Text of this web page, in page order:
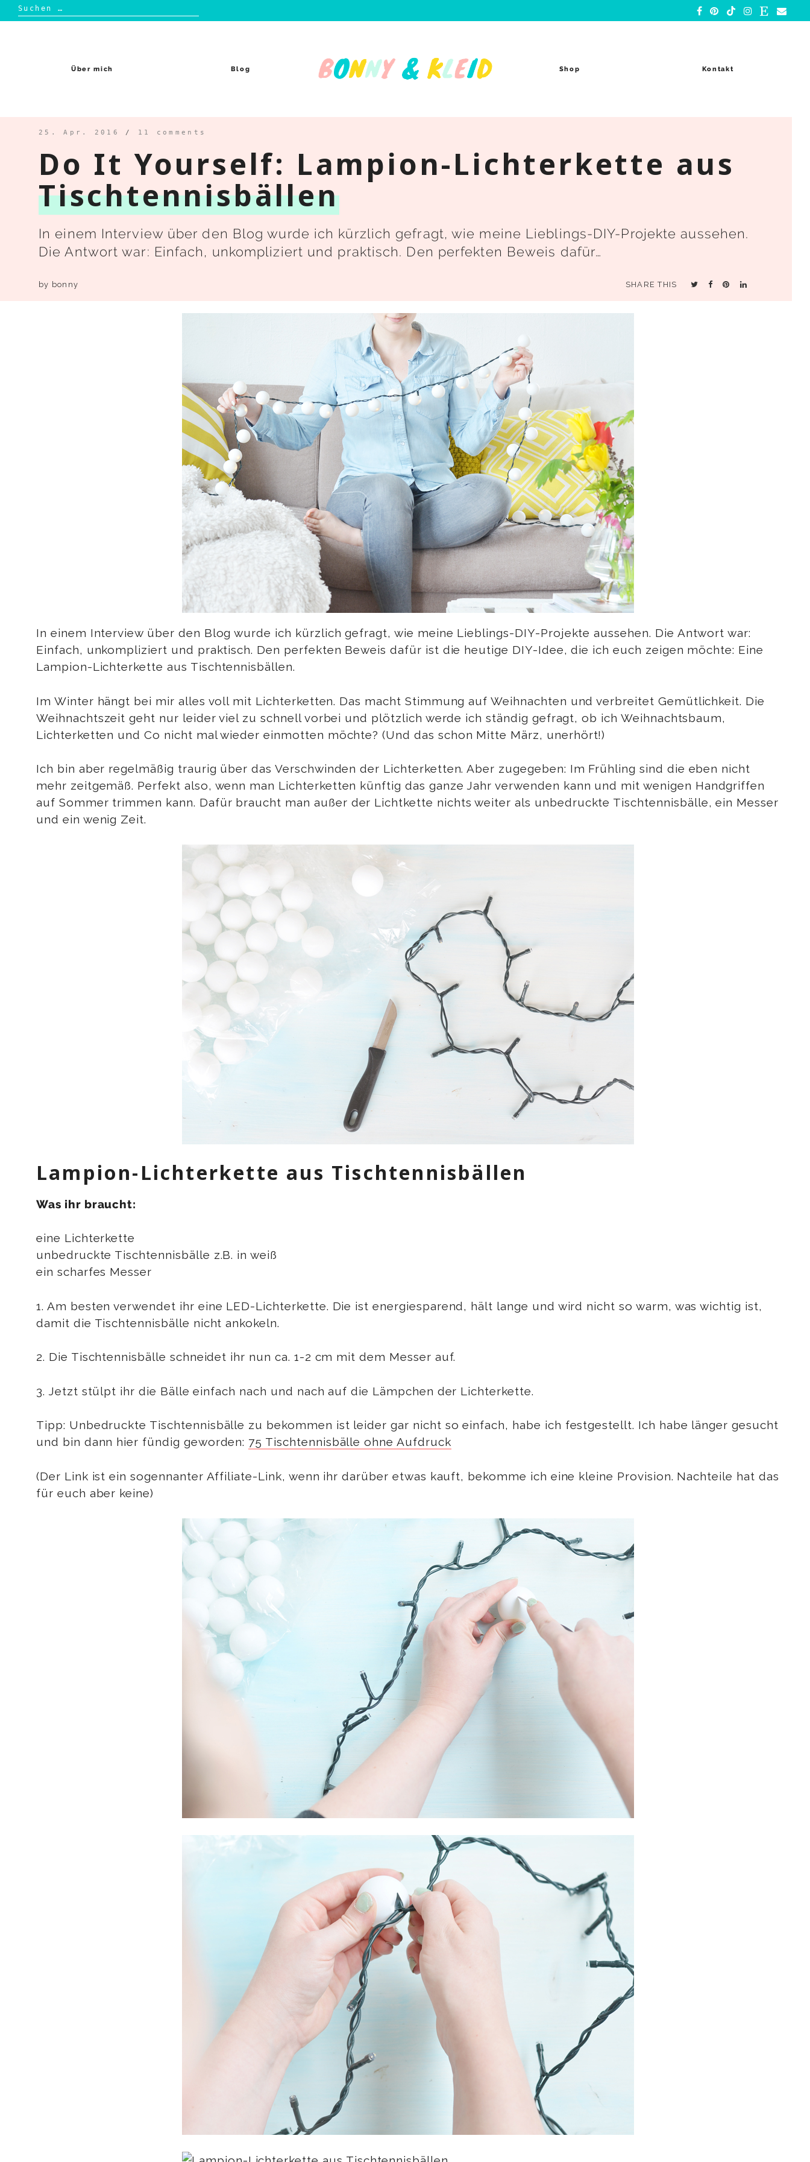
Suchen
nach:
Über mich Blog Shop Kontakt
25. Apr. 2016 / 11 comments
Do It Yourself: Lampion-Lichterkette aus
Tischtennisbällen
In einem Interview über den Blog wurde ich kürzlich gefragt, wie meine Lieblings-DIY-Projekte aussehen.
Die Antwort war: Einfach, unkompliziert und praktisch. Den perfekten Beweis dafür…
by bonny SHARE THIS
In einem Interview über den Blog wurde ich kürzlich gefragt, wie meine Lieblings-DIY-Projekte aussehen. Die Antwort war:
Einfach, unkompliziert und praktisch. Den perfekten Beweis dafür ist die heutige DIY-Idee, die ich euch zeigen möchte: Eine
Lampion-Lichterkette aus Tischtennisbällen.
Im Winter hängt bei mir alles voll mit Lichterketten. Das macht Stimmung auf Weihnachten und verbreitet Gemütlichkeit. Die
Weihnachtszeit geht nur leider viel zu schnell vorbei und plötzlich werde ich ständig gefragt, ob ich Weihnachtsbaum,
Lichterketten und Co nicht mal wieder einmotten möchte? (Und das schon Mitte März, unerhört!)
Ich bin aber regelmäßig traurig über das Verschwinden der Lichterketten. Aber zugegeben: Im Frühling sind die eben nicht
mehr zeitgemäß. Perfekt also, wenn man Lichterketten künftig das ganze Jahr verwenden kann und mit wenigen Handgriffen
auf Sommer trimmen kann. Dafür braucht man außer der Lichtkette nichts weiter als unbedruckte Tischtennisbälle, ein Messer
und ein wenig Zeit.
Lampion-Lichterkette aus Tischtennisbällen
Was ihr braucht:
eine Lichterkette
unbedruckte Tischtennisbälle z.B. in weiß
ein scharfes Messer
1. Am besten verwendet ihr eine LED-Lichterkette. Die ist energiesparend, hält lange und wird nicht so warm, was wichtig ist,
damit die Tischtennisbälle nicht ankokeln.
2. Die Tischtennisbälle schneidet ihr nun ca. 1-2 cm mit dem Messer auf.
3. Jetzt stülpt ihr die Bälle einfach nach und nach auf die Lämpchen der Lichterkette.
Tipp: Unbedruckte Tischtennisbälle zu bekommen ist leider gar nicht so einfach, habe ich festgestellt. Ich habe länger gesucht
und bin dann hier fündig geworden: 75 Tischtennisbälle ohne Aufdruck
(Der Link ist ein sogennanter Affiliate-Link, wenn ihr darüber etwas kauft, bekomme ich eine kleine Provision. Nachteile hat das
für euch aber keine)